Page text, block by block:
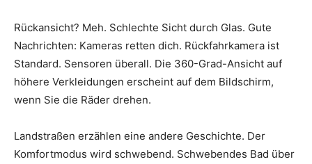
Rückansicht? Meh. Schlechte Sicht durch Glas. Gute
Nachrichten: Kameras retten dich. Rückfahrkamera ist
Standard. Sensoren überall. Die 360-Grad-Ansicht auf
höhere Verkleidungen erscheint auf dem Bildschirm,
wenn Sie die Räder drehen.
Landstraßen erzählen eine andere Geschichte. Der
Komfortmodus wird schwebend. Schwebendes Bad über